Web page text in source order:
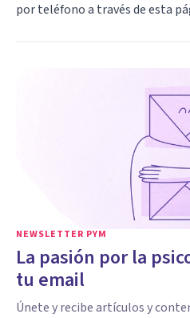
por teléfono a través deesta
NEWSLETTER PYM
La pasión por la
tu email
Únete y recibe artículos y